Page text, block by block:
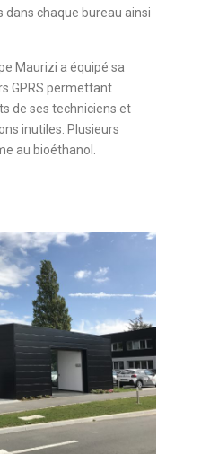
dans chaque bureau ainsi
Maurizi a équipé sa
GPRS permettant
de ses techniciens et
inutiles. Plusieurs
au bioéthanol.